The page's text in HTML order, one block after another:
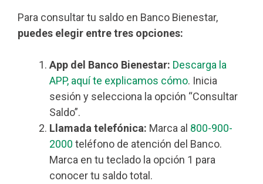
Para consultar tu saldo en Banco Bienestar,
puedes elegir entre tres opciones:
App del Banco Bienestar: Descarga la
APP, aquí te explicamos cómo. Inicia
sesión y selecciona la opción “Consultar
Saldo”.
Llamada telefónica: Marca al 800-900-
2000 teléfono de atención del Banco.
Marca en tu teclado la opción 1 para
conocer tu saldo total.